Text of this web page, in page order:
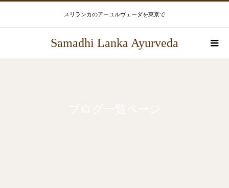
スリランカのアーユルヴェーダを東京で
Samadhi Lanka Ayurveda